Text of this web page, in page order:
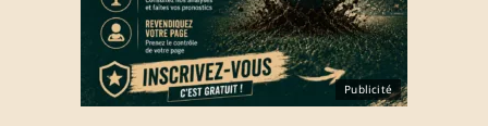
Publicité